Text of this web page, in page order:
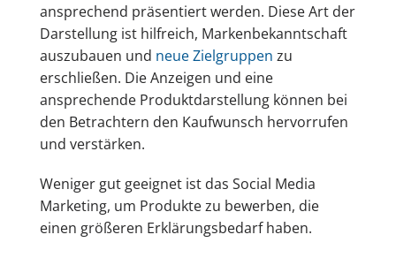
ansprechend präsentiert werden. Diese Art der
Darstellung ist hilfreich, Markenbekanntschaft
auszubauen und neue Zielgruppen zu
erschließen. Die Anzeigen und eine
ansprechende Produktdarstellung können bei
den Betrachtern den Kaufwunsch hervorrufen
und verstärken.
Weniger gut geeignet ist das Social Media
Marketing, um Produkte zu bewerben, die
einen größeren Erklärungsbedarf haben.